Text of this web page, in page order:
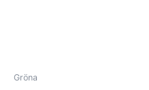
Gröna